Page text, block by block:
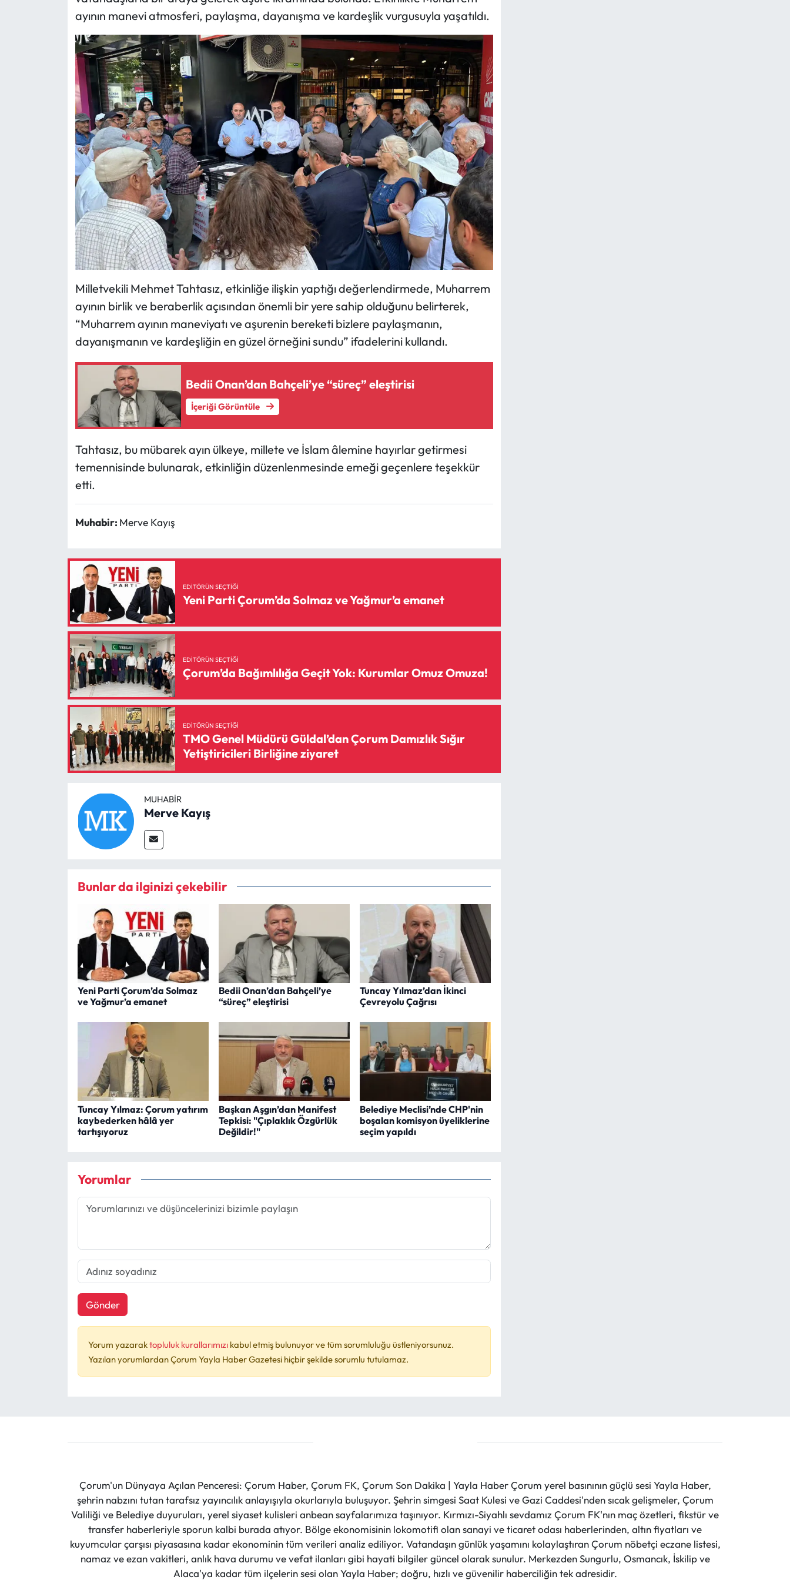
ayının manevi atmosferi, paylaşma, dayanışma ve kardeşlik vurgusuyla yaşatıldı.
Milletvekili Mehmet Tahtasız, etkinliğe ilişkin yaptığı değerlendirmede, Muharrem
ayının birlik ve beraberlik açısından önemli bir yere sahip olduğunu belirterek,
“Muharrem ayının maneviyatı ve aşurenin bereketi bizlere paylaşmanın,
dayanışmanın ve kardeşliğin en güzel örneğini sundu” ifadelerini kullandı.
Bedii Onan’dan Bahçeli’ye “süreç” eleştirisi
İçeriği Görüntüle
Tahtasız, bu mübarek ayın ülkeye, millete ve İslam âlemine hayırlar getirmesi
temennisinde bulunarak, etkinliğin düzenlenmesinde emeği geçenlere teşekkür
etti.
Muhabir: Merve Kayış
EDITÖRÜN SEÇTIĞI
Yeni Parti Çorum’da Solmaz ve Yağmur’a emanet
EDITÖRÜN SEÇTIĞI
Çorum’da Bağımlılığa Geçit Yok: Kurumlar Omuz Omuza!
EDITÖRÜN SEÇTIĞI
TMO Genel Müdürü Güldal’dan Çorum Damızlık Sığır
Yetiştiricileri Birliğine ziyaret
MUHABIR
Merve Kayış
Bunlar da ilginizi çekebilir
Yeni Parti Çorum’da Solmaz
ve Yağmur’a emanet
Bedii Onan’dan Bahçeli’ye
“süreç” eleştirisi
Tuncay Yılmaz’dan İkinci
Çevreyolu Çağrısı
Tuncay Yılmaz: Çorum yatırım
kaybederken hâlâ yer
tartışıyoruz
Başkan Aşgın’dan Manifest
Tepkisi: "Çıplaklık Özgürlük
Değildir!"
Belediye Meclisi’nde CHP'nin
boşalan komisyon üyeliklerine
seçim yapıldı
Yorumlar
Gönder
Yorum yazaraktopluluk kurallarımızı kabul etmiş bulunuyor ve tüm sorumluluğu üstleniyorsunuz.
Yazılan yorumlardan Çorum Yayla Haber Gazetesi hiçbir şekilde sorumlu tutulamaz.
Çorum'un Dünyaya Açılan Penceresi: Çorum Haber, Çorum FK, Çorum Son Dakika | Yayla Haber Çorum yerel basınının güçlü sesi Yayla Haber,
şehrin nabzını tutan tarafsız yayıncılık anlayışıyla okurlarıyla buluşuyor. Şehrin simgesi Saat Kulesi ve Gazi Caddesi'nden sıcak gelişmeler, Çorum
Valiliği ve Belediye duyuruları, yerel siyaset kulisleri anbean sayfalarımıza taşınıyor. Kırmızı-Siyahlı sevdamız Çorum FK'nın maç özetleri, fikstür ve
transfer haberleriyle sporun kalbi burada atıyor. Bölge ekonomisinin lokomotifi olan sanayi ve ticaret odası haberlerinden, altın fiyatları ve
kuyumcular çarşısı piyasasına kadar ekonominin tüm verileri analiz ediliyor. Vatandaşın günlük yaşamını kolaylaştıran Çorum nöbetçi eczane listesi,
namaz ve ezan vakitleri, anlık hava durumu ve vefat ilanları gibi hayati bilgiler güncel olarak sunulur. Merkezden Sungurlu, Osmancık, İskilip ve
Alaca'ya kadar tüm ilçelerin sesi olan Yayla Haber; doğru, hızlı ve güvenilir haberciliğin tek adresidir.
Oğuzlar Haberleri
Ortaköy Haberleri
Osmancık Haberleri
Otomotiv
Resmi İlan
Resmi Reklam
Sungurlu Haberleri
Uğurludağ Haberleri
Yayla Haber
Yerel Haberler